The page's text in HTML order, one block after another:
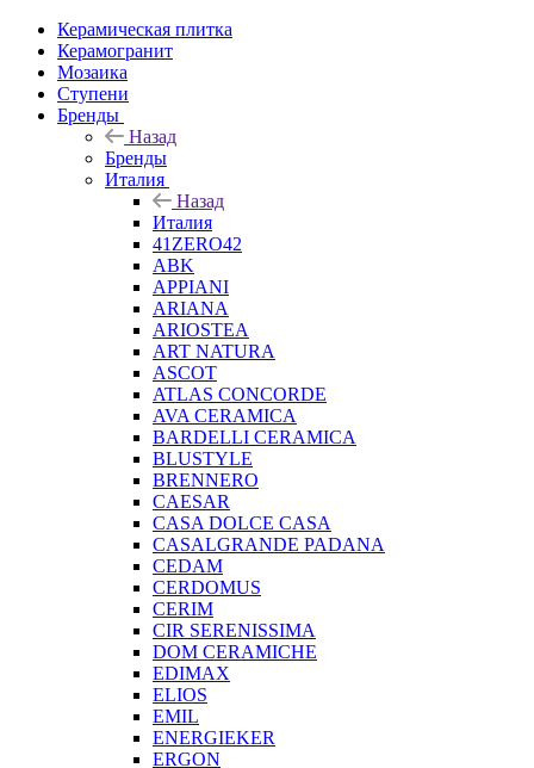
Керамическая плитка
Керамогранит
Мозаика
Ступени
Бренды
Назад
Бренды
Италия
Назад
Италия
41ZERO42
ABK
APPIANI
ARIANA
ARIOSTEA
ART NATURA
ASCOT
ATLAS CONCORDE
AVA CERAMICA
BARDELLI CERAMICA
BLUSTYLE
BRENNERO
CAESAR
CASA DOLCE CASA
CASALGRANDE PADANA
CEDAM
CERDOMUS
CERIM
CIR SERENISSIMA
DOM CERAMICHE
EDIMAX
ELIOS
EMIL
ENERGIEKER
ERGON